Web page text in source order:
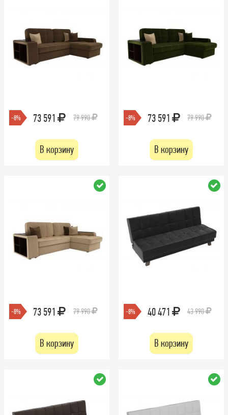
-8% 73 591 79 990
В корзину
-8% 73 591 79 990
В корзину
-8% 73 591 79 990
В корзину
-8% 40 471 43 990
В корзину